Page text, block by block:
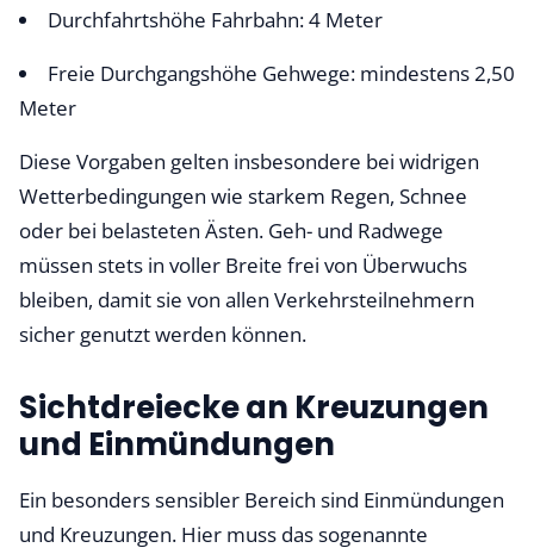
Durchfahrtshöhe Fahrbahn: 4 Meter
Freie Durchgangshöhe Gehwege: mindestens 2,50
Meter
Diese Vorgaben gelten insbesondere bei widrigen
Wetterbedingungen wie starkem Regen, Schnee
oder bei belasteten Ästen. Geh- und Radwege
müssen stets in voller Breite frei von Überwuchs
bleiben, damit sie von allen Verkehrsteilnehmern
sicher genutzt werden können.
Sichtdreiecke an Kreuzungen
und Einmündungen
Ein besonders sensibler Bereich sind Einmündungen
und Kreuzungen. Hier muss das sogenannte